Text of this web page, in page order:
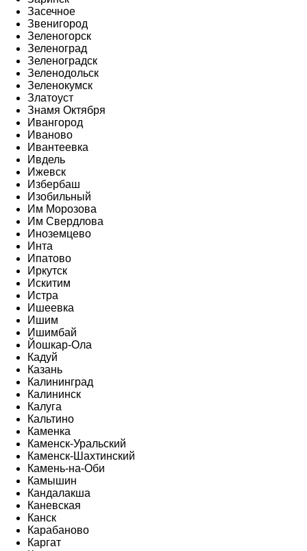
Засечное
Звенигород
Зеленогорск
Зеленоград
Зеленоградск
Зеленодольск
Зеленокумск
Златоуст
Знамя Октября
Ивангород
Иваново
Ивантеевка
Ивдель
Ижевск
Избербаш
Изобильный
Им Морозова
Им Свердлова
Иноземцево
Инта
Ипатово
Иркутск
Искитим
Истра
Ишеевка
Ишим
Ишимбай
Йошкар-Ола
Кадуй
Казань
Калининград
Калининск
Калуга
Кальтино
Каменка
Каменск-Уральский
Каменск-Шахтинский
Камень-на-Оби
Камышин
Кандалакша
Каневская
Канск
Карабаново
Каргат